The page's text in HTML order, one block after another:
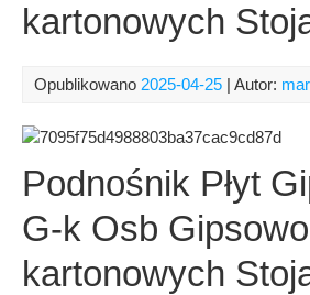
kartonowych
Opublikowano 2025-04-25 | Autor:
Podnośnik Płyt
G-k Osb
kartonowych